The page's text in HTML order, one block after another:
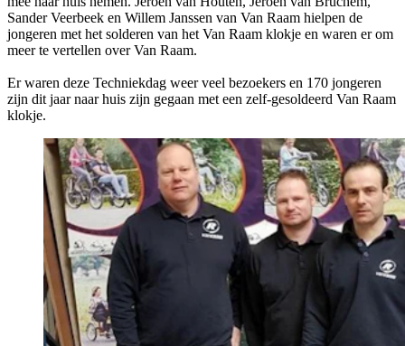
Sander Veerbeek en Willem Janssen van Van Raam hielpen de
jongeren met het solderen van het Van Raam klokje en waren er om
meer te vertellen over Van Raam.
Er waren deze Techniekdag weer veel bezoekers en 170 jongeren
zijn dit jaar naar huis zijn gegaan met een zelf-gesoldeerd Van Raam
klokje.